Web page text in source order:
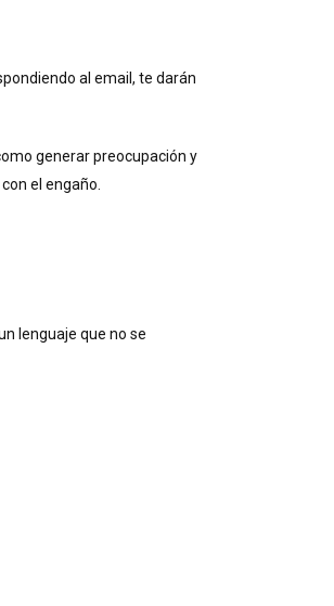
al email, te darán
generar preocupación y
el engaño.
lenguaje que no se